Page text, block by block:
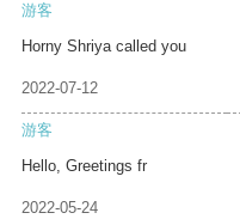
游客
Horny Shriya called you
2022-07-12
游客
Hello, Greetings fr
2022-05-24